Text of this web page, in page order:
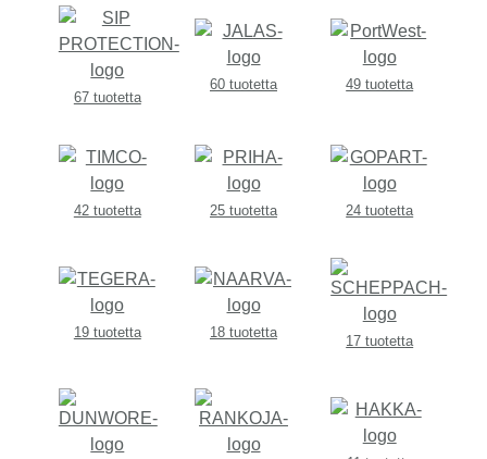
67 tuotetta
60 tuotetta 49 tuotetta
42 tuotetta 25 tuotetta 24 tuotetta
19 tuotetta 18 tuotetta
17 tuotetta